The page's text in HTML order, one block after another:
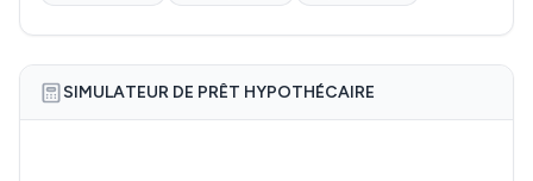
SIMULATEUR DE PRÊT HYPOTHÉCAIRE